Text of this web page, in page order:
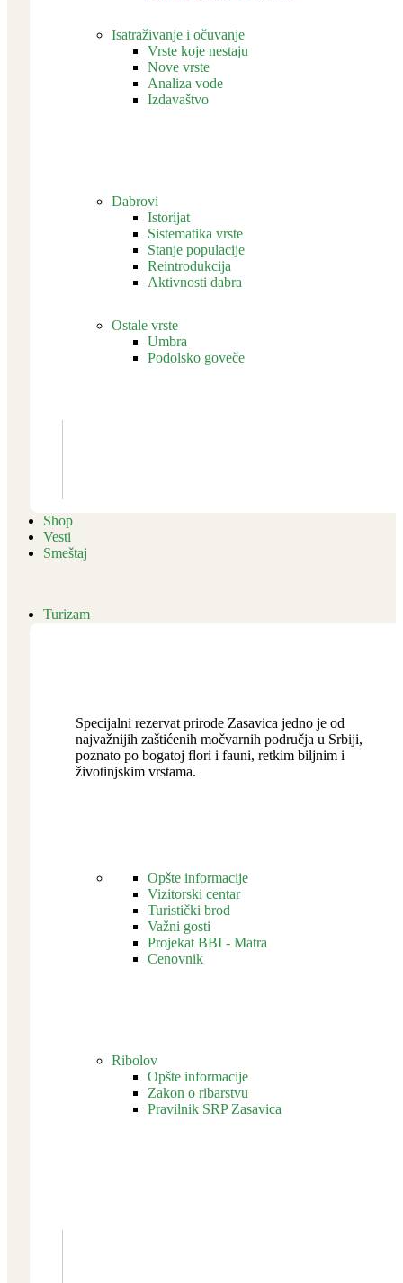
Isatraživanje i očuvanje
Vrste koje nestaju
Nove vrste
Analiza vode
Izdavaštvo
Dabrovi
Istorijat
Sistematika vrste
Stanje populacije
Reintrodukcija
Aktivnosti dabra
Ostale vrste
Umbra
Podolsko goveče
Shop
Vesti
Smeštaj
Turizam
Specijalni rezervat prirode Zasavica jedno je od
najvažnijih zaštićenih močvarnih područja u Srbiji,
poznato po bogatoj flori i fauni, retkim biljnim i
životinjskim vrstama.
Opšte informacije
Vizitorski centar
Turistički brod
Važni gosti
Projekat BBI - Matra
Cenovnik
Ribolov
Opšte informacije
Zakon o ribarstvu
Pravilnik SRP Zasavica